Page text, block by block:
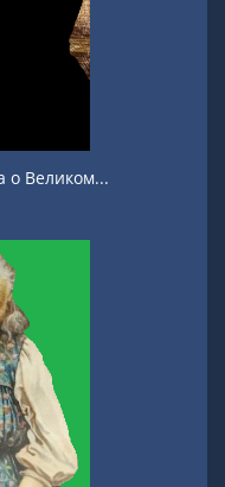
о Великом...